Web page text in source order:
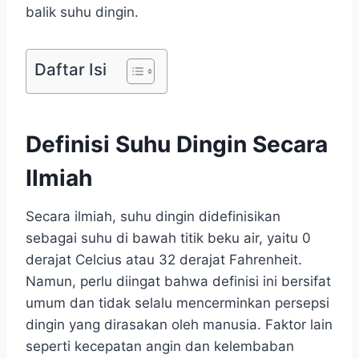
balik suhu dingin.
Daftar Isi
Definisi Suhu Dingin Secara
Ilmiah
Secara ilmiah, suhu dingin didefinisikan
sebagai suhu di bawah titik beku air, yaitu 0
derajat Celcius atau 32 derajat Fahrenheit.
Namun, perlu diingat bahwa definisi ini bersifat
umum dan tidak selalu mencerminkan persepsi
dingin yang dirasakan oleh manusia. Faktor lain
seperti kecepatan angin dan kelembaban